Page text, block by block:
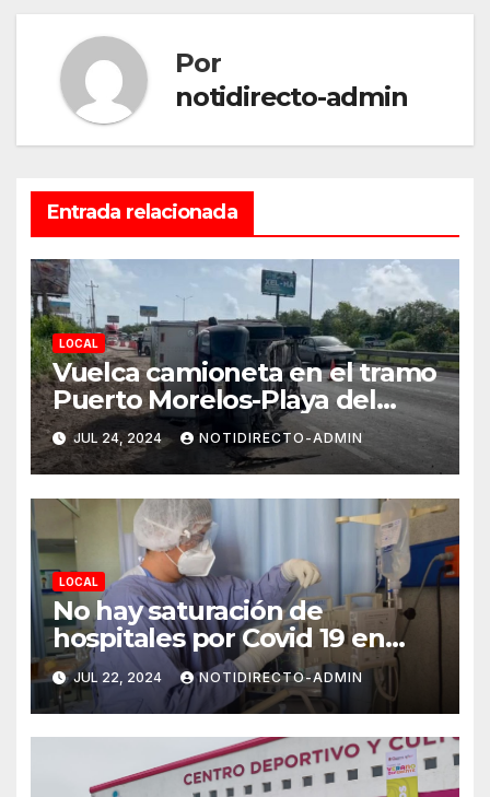
Por
notidirecto-admin
Entrada relacionada
LOCAL
Vuelca camioneta en el tramo
Puerto Morelos-Playa del
Carmen
JUL 24, 2024 NOTIDIRECTO-ADMIN
LOCAL
No hay saturación de
hospitales por Covid 19 en
Playa del Carmen
JUL 22, 2024 NOTIDIRECTO-ADMIN